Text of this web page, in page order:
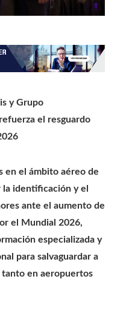
y Grupo
el resguardo
en el ámbito aéreo de
identificación y el
ante el aumento de
el Mundial 2026,
especializada y
para salvaguardar a
tanto en aeropuertos